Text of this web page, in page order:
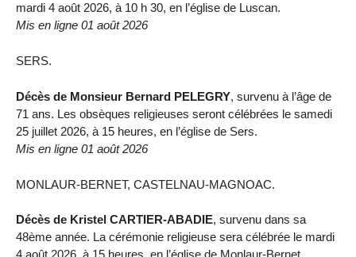
mardi 4 août 2026, à 10 h 30, en l’église de Luscan.
Mis en ligne 01 août 2026
SERS.
Décès de Monsieur Bernard PELEGRY, survenu à l’âge de
71 ans. Les obsèques religieuses seront célébrées le samedi
25 juillet 2026, à 15 heures, en l’église de Sers.
Mis en ligne 01 août 2026
MONLAUR-BERNET, CASTELNAU-MAGNOAC.
Décès de Kristel CARTIER-ABADIE, survenu dans sa
48ème année. La cérémonie religieuse sera célébrée le mardi